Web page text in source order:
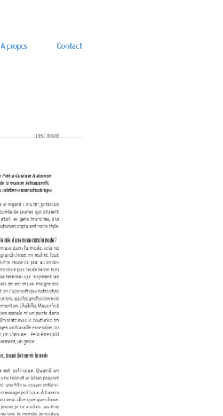
A propos Contact